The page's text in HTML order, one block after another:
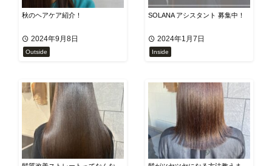
秋のヘアケア紹介！
2024年9月8日
Outside
SOLANA アシスタント 募集中！
2024年1月7日
Inside